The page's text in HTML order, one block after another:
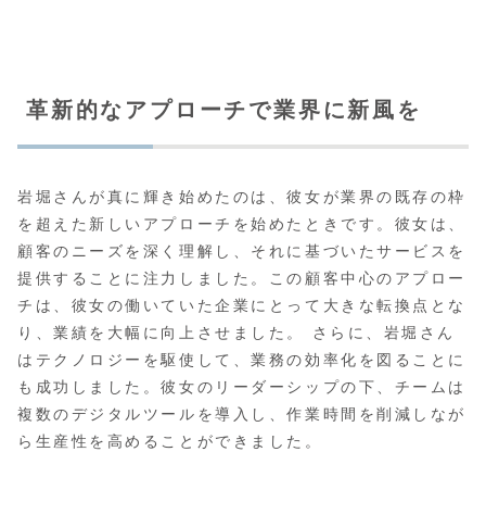
革新的なアプローチで業界に新風を
岩堀さんが真に輝き始めたのは、彼女が業界の既存の枠
を超えた新しいアプローチを始めたときです。彼女は、
顧客のニーズを深く理解し、それに基づいたサービスを
提供することに注力しました。この顧客中心のアプロー
チは、彼女の働いていた企業にとって大きな転換点とな
り、業績を大幅に向上させました。 さらに、岩堀さん
はテクノロジーを駆使して、業務の効率化を図ることに
も成功しました。彼女のリーダーシップの下、チームは
複数のデジタルツールを導入し、作業時間を削減しなが
ら生産性を高めることができました。